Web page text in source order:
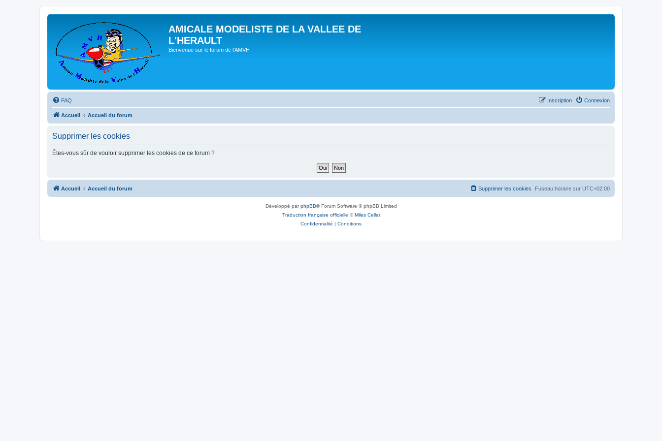
AMICALE MODELISTE DE LA VALLEE DE
L'HERAULT
Bienvenue sur le forum de l'AMVH
FAQ Connexion
Inscription
Accueil Accueil du forum
Supprimer les cookies
Êtes-vous sûr de vouloir supprimer les cookies de ce forum ?
Accueil Accueil du forum Fuseau horaire sur UTC+02:00
Supprimer les cookies
Développé parphpBB® Forum Software © phpBB Limited
Traduction française officielle ©Miles Cellar
Confidentialité | Conditions